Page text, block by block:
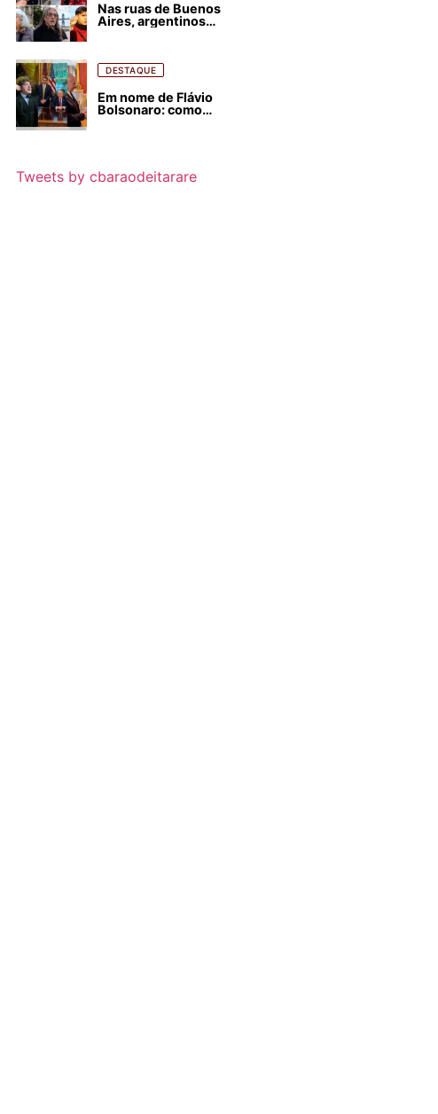
Nas ruas de Buenos
Aires, argentinos
DESTAQUE
Em nome de Flávio
Bolsonaro: como
Tweets by cbaraodeitarare